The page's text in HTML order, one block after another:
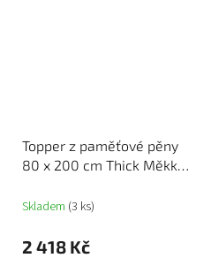
Topper z paměťové pěny
80 x 200 cm Thick Měkký
Skladem (3 ks)
2 418 Kč